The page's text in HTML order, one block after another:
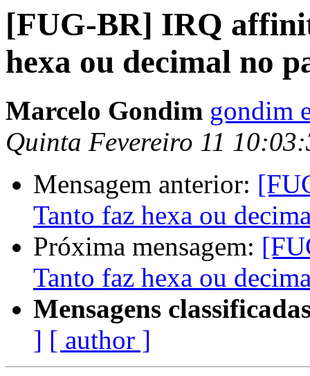
[FUG-BR] IRQ
hexa ou decimal no
Marcelo Gondim gondim
Quinta Fevereiro 11
Mensagem anterior:
Tanto faz hexa ou
Próxima mensagem:
Tanto faz hexa ou
Mensagens
] [ author ]